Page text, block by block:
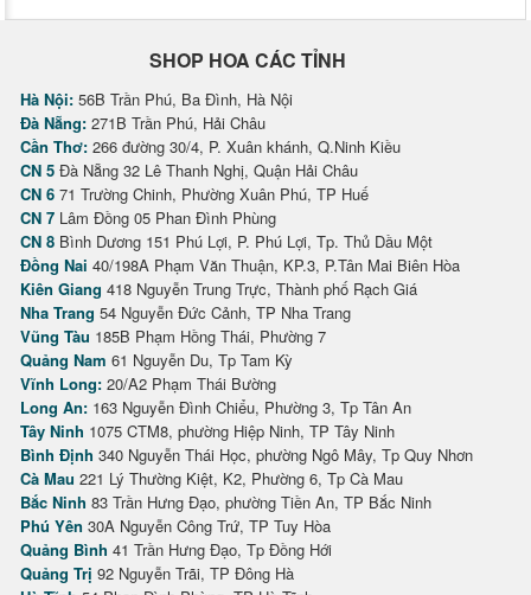
SHOP HOA CÁC TỈNH
Hà Nội: 56B Trần Phú, Ba Đình, Hà Nội
Đà Nẵng: 271B Trần Phú, Hải Châu
Cần Thơ: 266 đường 30/4, P. Xuân khánh, Q.Ninh Kiều
CN 5 Đà Nẵng 32 Lê Thanh Nghị, Quận Hải Châu
CN 6 71 Trường Chinh, Phường Xuân Phú, TP Huế
CN 7 Lâm Đồng 05 Phan Đình Phùng
CN 8 Bình Dương 151 Phú Lợi, P. Phú Lợi, Tp. Thủ Dầu Một
Đồng Nai 40/198A Phạm Văn Thuận, KP.3, P.Tân Mai Biên Hòa
Kiên Giang 418 Nguyễn Trung Trực, Thành phố Rạch Giá
Nha Trang 54 Nguyễn Đức Cảnh, TP Nha Trang
Vũng Tàu 185B Phạm Hồng Thái, Phường 7
Quảng Nam 61 Nguyễn Du, Tp Tam Kỳ
Vĩnh Long: 20/A2 Phạm Thái Bường
Long An: 163 Nguyễn Đình Chiểu, Phường 3, Tp Tân An
Tây Ninh 1075 CTM8, phường Hiệp Ninh, TP Tây Ninh
Bình Định 340 Nguyễn Thái Học, phường Ngô Mây, Tp Quy Nhơn
Cà Mau 221 Lý Thường Kiệt, K2, Phường 6, Tp Cà Mau
Bắc Ninh 83 Trần Hưng Đạo, phường Tiền An, TP Bắc Ninh
Phú Yên 30A Nguyễn Công Trứ, TP Tuy Hòa
Quảng Bình 41 Trần Hưng Đạo, Tp Đồng Hới
Quảng Trị 92 Nguyễn Trãi, TP Đông Hà